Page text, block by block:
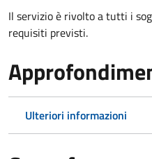
Il servizio è rivolto a tutti i
requisiti previsti.
Ulteriori informazioni